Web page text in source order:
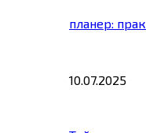
планер:
10.07.2025